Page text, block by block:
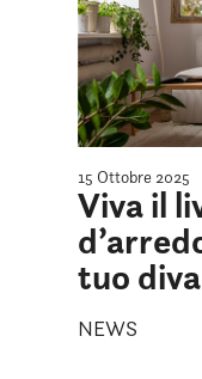
15 Ottobre 2025
Viva il
tuo
NEWS